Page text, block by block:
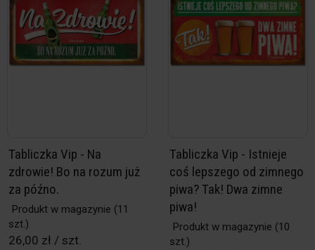
Tabliczka Vip - Na
zdrowie! Bo na rozum już
za późno.
Produkt w magazynie (11
szt.)
26,00 zł / szt.
Tabliczka Vip - Istnieje
coś lepszego od zimnego
piwa? Tak! Dwa zimne
piwa!
Produkt w magazynie (10
szt.)